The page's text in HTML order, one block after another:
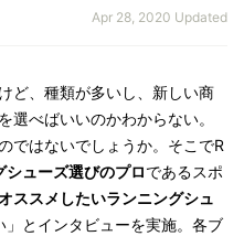
Apr 28, 2020 Updated
ど、種類が多いし、新しい商
選べばいいのかわからない。
ではないでしょうか。そこでR
シューズ選びのプロであるスポ
ススメしたいランニングシュ
とインタビューを実施。各ブ